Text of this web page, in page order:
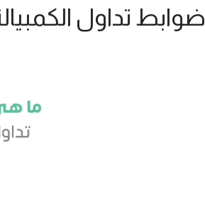
ضوابط تداول